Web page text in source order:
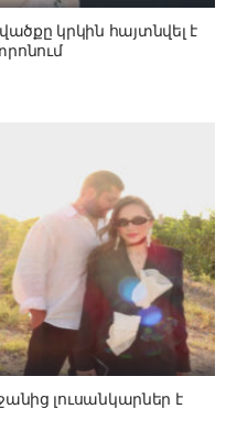
կրկին հայտնվել է
լուսանկարներ է